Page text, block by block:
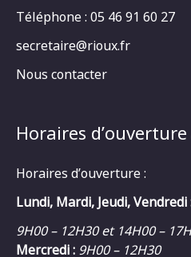
Téléphone : 05 46 91 60 27
secretaire@rioux.fr
Nous contacter
Horaires
Horaires d’ouverture :
Lundi, Mardi, Jeudi, Vendredi
9H00 – 12H30 et 14H00 –
Mercredi : 9H00 – 12H30